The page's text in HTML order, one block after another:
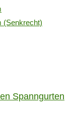
(Senkrecht)
Spanngurten